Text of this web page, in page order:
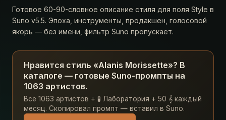
Готовое 60-90-словное описание стиля для поля Style в
Suno v5.5. Эпоха, инструменты, продакшен, голосовой
якорь — без имени, фильтр Suno пропускает.
Нравится стиль «Alanis Morissette»? В
каталоге — готовые Suno-промпты на
1063 артистов.
Все 1063 артистов + 🧪 Лаборатория + 50 𝄞 каждый
месяц. Скопировал промпт — вставил в Suno.